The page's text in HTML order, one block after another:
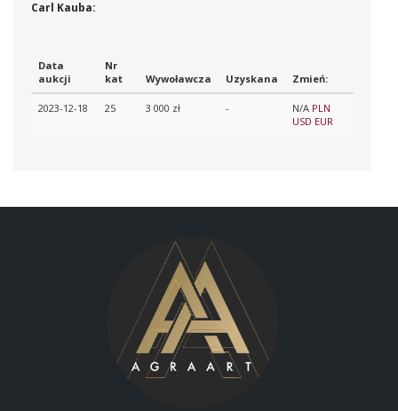
Carl Kauba:
Data
aukcji
Nr
kat
Wywoławcza Uzyskana Zmień:
2023-12-18 25 3 000 zł - N/A PLN
USD EUR